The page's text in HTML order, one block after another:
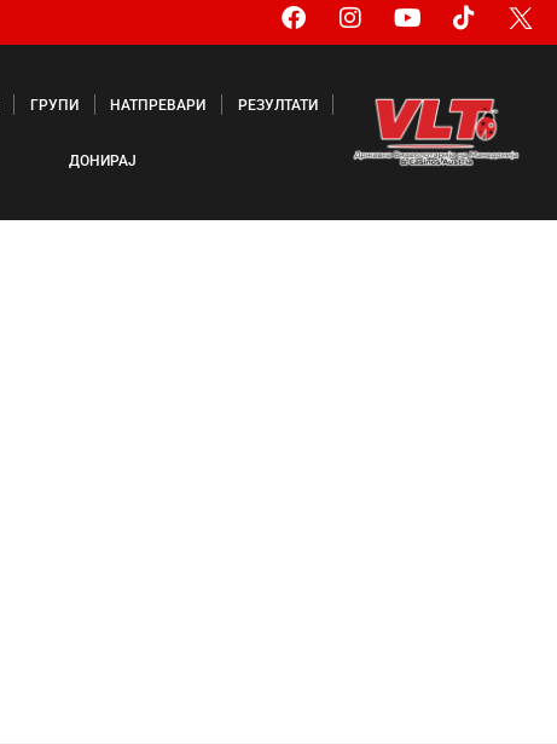
ГРУПИ НАТПРЕВАРИ РЕЗУЛТАТИ
ДОНИРАЈ